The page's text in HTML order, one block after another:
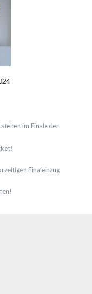
im Finale der
Finaleinzug